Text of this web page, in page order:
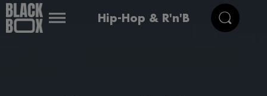
Hip-Hop & R'n'B